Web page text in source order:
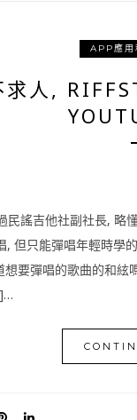
APP應用
求人,
民謠吉他社副社長, 略
, 但只能彈唱年輕時學
要彈唱的歌曲的和絃